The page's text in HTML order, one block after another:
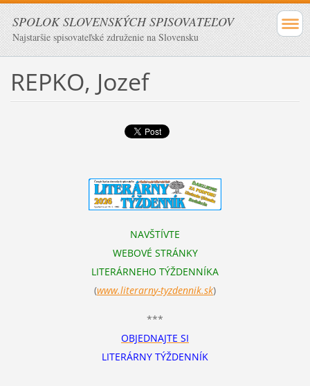
SPOLOK SLOVENSKÝCH SPISOVATEĽOV
Najstaršie spisovateľské združenie na Slovensku
REPKO, Jozef
NAVŠTÍVTE
WEBOVÉ STRÁNKY
LITERÁRNEHO TÝŽDENNÍKA
(www.literarny-tyzdennik.sk)
***
OBJEDNAJTE SI
LITERÁRNY TÝŽDENNÍK